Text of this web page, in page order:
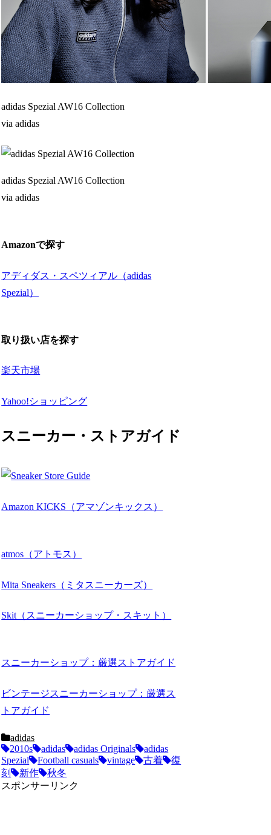
adidas Spezial AW16 Collection
via adidas
adidas Spezial AW16 Collection
via adidas
Amazonで探す
アディダス・スペツィアル（adidas
Spezial）
取り扱い店を探す
楽天市場
Yahoo!ショッピング
スニーカー・ストアガイド
Amazon KICKS（アマゾンキックス）
atmos（アトモス）
Mita Sneakers（ミタスニーカーズ）
Skit（スニーカーショップ・スキット）
スニーカーショップ：厳選ストアガイド
ビンテージスニーカーショップ：厳選ス
トアガイド
adidas
2010s
adidas adidas Originals
adidas
Spezial
Football casuals vintage 古着
復
刻
新作
秋冬
スポンサーリンク